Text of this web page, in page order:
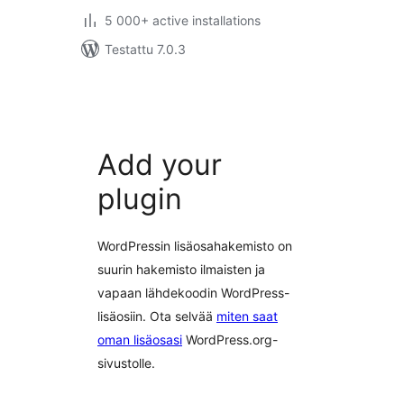
5 000+ active installations
Testattu 7.0.3
Add your
plugin
WordPressin lisäosahakemisto on
suurin hakemisto ilmaisten ja
vapaan lähdekoodin WordPress-
lisäosiin. Ota selvää miten saat
oman lisäosasi WordPress.org-
sivustolle.